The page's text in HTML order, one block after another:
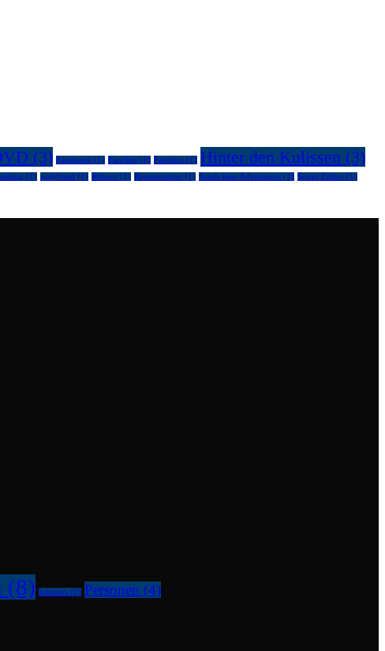
(3) Facebook (1) Fanclub (1) Fandom (1) Hinter den Kulissen (3)
(1) polyband (1) Reboot (1) Regeneration (1) Sarah Jane Adventures (1) Script Editor (1)
(8) Internes (2) Personen (4)